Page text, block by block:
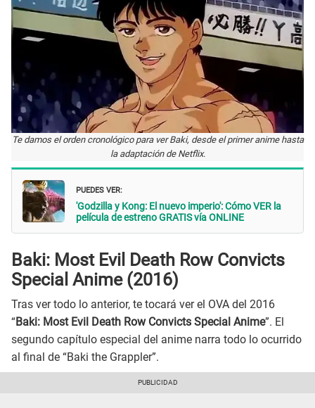
Te damos el orden cronológico para ver Baki, desde el primer anime hasta
la adaptación de Netflix.
PUEDES VER:
'Godzilla y Kong: El nuevo imperio': Cómo VER la
película de estreno GRATIS vía ONLINE
Baki: Most Evil Death Row Convicts
Special Anime (2016)
Tras ver todo lo anterior, te tocará ver el OVA del 2016
“Baki: Most Evil Death Row Convicts Special Anime”. El
segundo capítulo especial del anime narra todo lo ocurrido
al final de “Baki the Grappler”.